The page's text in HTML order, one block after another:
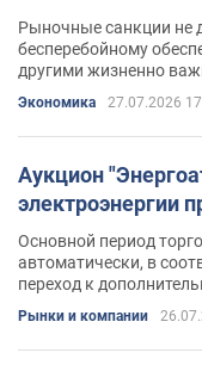
Рыночные санкции не
бесперебойному
другими жизненно
Экономика 27.07.2026
Аукцион
электроэнергии
Основной период
автоматически, в
переход к
Рынки и компании